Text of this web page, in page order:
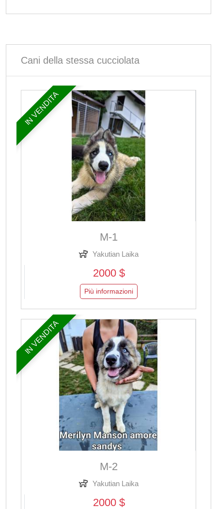
Cani della stessa cucciolata
IN VENDITA
M-1
Yakutian Laika
2000 $
Più informazioni
IN VENDITA
M-2
Yakutian Laika
2000 $